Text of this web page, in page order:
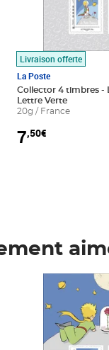
au panier
Livraison offerte
La Poste
Collector 4 timbres -
Lettre Verte
20g / France
7,50€
Prix 7,50€